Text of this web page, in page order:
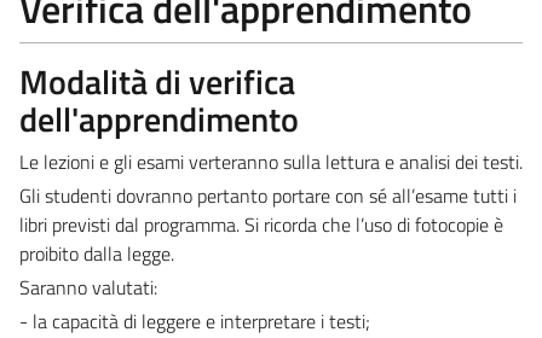
Modalità di verifica
dell'apprendimento
Le lezioni e gli esami verteranno sulla lettura e analisi dei testi.
Gli studenti dovranno pertanto portare con sé all’esame tutti i
libri previsti dal programma. Si ricorda che l’uso di fotocopie è
proibito dalla legge.
Saranno valutati:
- la capacità di leggere e interpretare i testi;